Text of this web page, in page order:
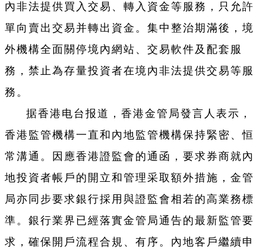
內非法提供買入交易、轉入資金等服務，只允許
單向賣出交易并轉出資金。集中整治期滿後，境
外機構全面關停境內網站、交易軟件及配套服
務，禁止為存量投資者在境內非法提供交易等服
務。
据香港电台报道，香港金管局發言人表示，
香港監管機構一直和內地監管機構保持緊密、恒
常溝通。因應香港證監會的通函，要求券商就內
地投資者帳戶的開立和管理采取額外措施，金管
局亦同步要求銀行採用與證監會相若的高業務標
準。銀行業界已經落實金管局通告的最新監管要
求，確保開戶流程合規、有序。內地客戶繼續申